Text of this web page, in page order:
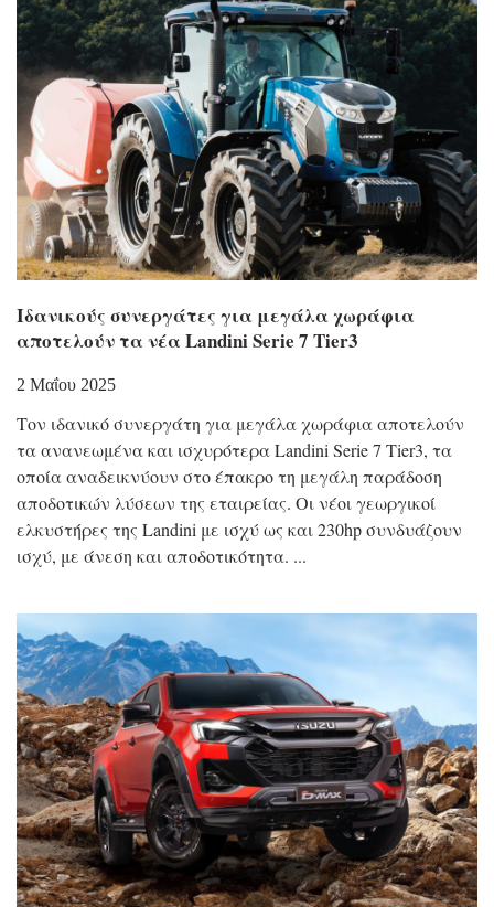
Ιδανικούς συνεργάτες για μεγάλα χωράφια
αποτελούν τα νέα Landini Serie 7 Tier3
2 Μαΐου 2025
Τον ιδανικό συνεργάτη για μεγάλα χωράφια αποτελούν
τα ανανεωμένα και ισχυρότερα Landini Serie 7 Tier3, τα
οποία αναδεικνύουν στο έπακρο τη μεγάλη παράδοση
αποδοτικών λύσεων της εταιρείας. Οι νέοι γεωργικοί
ελκυστήρες της Landini με ισχύ ως και 230hp συνδυάζουν
ισχύ, με άνεση και αποδοτικότητα.